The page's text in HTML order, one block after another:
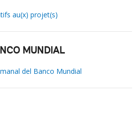
au(x) projet(s)
MUNDIAL
del Banco Mundial